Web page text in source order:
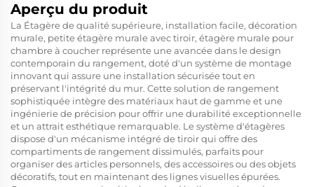
Aperçu du produit
La Étagère de qualité supérieure, installation facile, décoration
murale, petite étagère murale avec tiroir, étagère murale pour
chambre à coucher représente une avancée dans le design
contemporain du rangement, doté d'un système de montage
innovant qui assure une installation sécurisée tout en
préservant l'intégrité du mur. Cette solution de rangement
sophistiquée intègre des matériaux haut de gamme et une
ingénierie de précision pour offrir une durabilité exceptionnelle
et un attrait esthétique remarquable. Le système d'étagères
dispose d'un mécanisme intégré de tiroir qui offre des
compartiments de rangement dissimulés, parfaits pour
organiser des articles personnels, des accessoires ou des objets
décoratifs, tout en maintenant des lignes visuelles épurées.